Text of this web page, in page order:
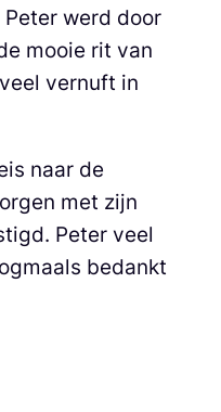
werd door
mooie rit van
vernuft in
naar de
met zijn
Peter veel
bedankt